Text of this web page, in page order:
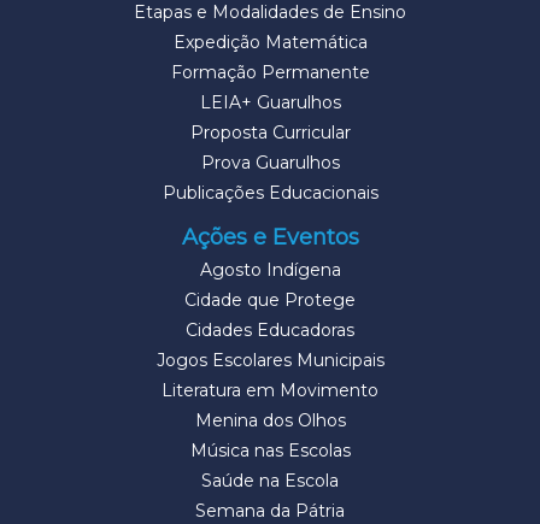
Etapas e Modalidades de Ensino
Expedição Matemática
Formação Permanente
LEIA+ Guarulhos
Proposta Curricular
Prova Guarulhos
Publicações Educacionais
Ações e Eventos
Agosto Indígena
Cidade que Protege
Cidades Educadoras
Jogos Escolares Municipais
Literatura em Movimento
Menina dos Olhos
Música nas Escolas
Saúde na Escola
Semana da Pátria